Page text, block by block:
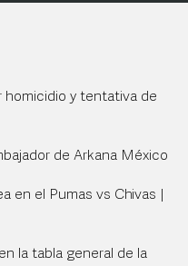
homicidio y tentativa de
de Arkana México
en el Pumas vs Chivas |
la tabla general de la